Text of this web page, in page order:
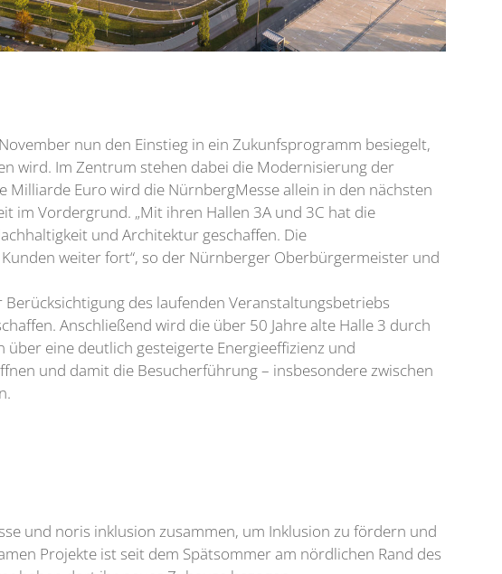
nun den Einstieg in ein Zukunfsprogramm besiegelt,
wird. Im Zentrum stehen dabei die Modernisierung der
Milliarde Euro wird die NürnbergMesse allein in den nächsten
im Vordergrund. „Mit ihren Hallen 3A und 3C hat die
und Architektur geschaffen. Die
weiter fort“, so der Nürnberger Oberbürgermeister und
des laufenden Veranstaltungsbetriebs
Anschließend wird die über 50 Jahre alte Halle 3 durch
über eine deutlich gesteigerte Energieeffizienz und
und damit die Besucherführung – insbesondere zwischen
und noris inklusion zusammen, um Inklusion zu fördern und
Projekte ist seit dem Spätsommer am nördlichen Rand des